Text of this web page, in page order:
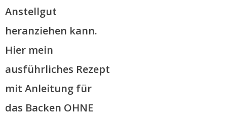
Anstellgut
heranziehen kann.
Hier mein
ausführliches Rezept
mit Anleitung für
das Backen OHNE